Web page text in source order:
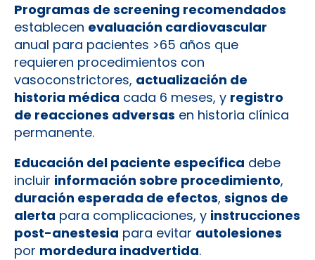
Programas de screening recomendados
establecen evaluación cardiovascular
anual para pacientes >65 años que
requieren procedimientos con
vasoconstrictores, actualización de
historia médica cada 6 meses, y registro
de reacciones adversas en historia clínica
permanente.
Educación del paciente específica debe
incluir información sobre procedimiento,
duración esperada de efectos, signos de
alerta para complicaciones, y instrucciones
post-anestesia para evitar autolesiones
por mordedura inadvertida.